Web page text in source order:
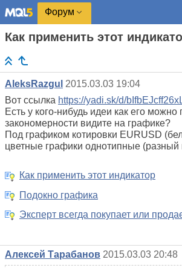
Форум
Как применить этот
AleksRazgul 2015.03.03 19:04
Вот ссылка https://yadi.sk/d/
Есть у кого-нибудь идеи как его
закономерности видите на графике?
Под графиком котировки EURUSD
цветные графики однотипные (разный
Как применить этот индикатор
Подокно графика
Эксперт всегда покупает или
Алексей Тарабанов 2015.03.03 20:48